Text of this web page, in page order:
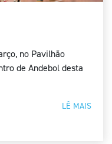
no Pavilhão
de Andebol desta
LÊ MAIS